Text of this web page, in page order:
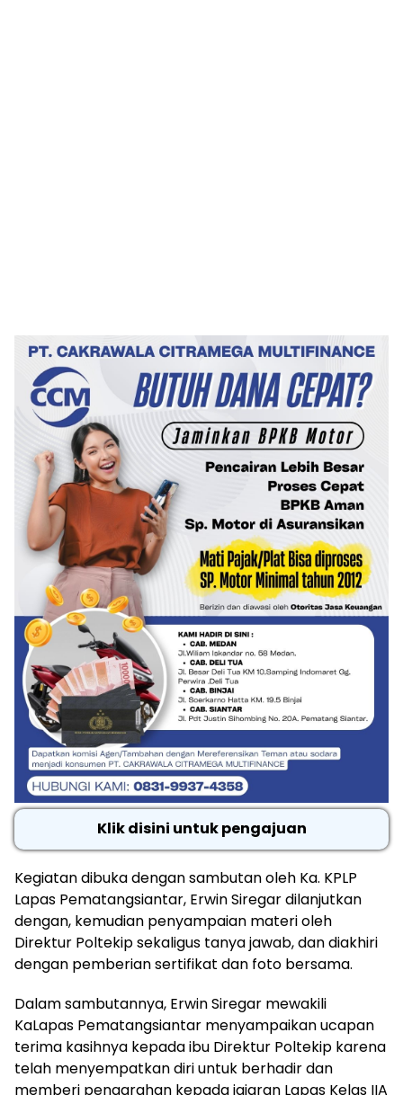
Klik disini untuk pengajuan
Kegiatan dibuka dengan sambutan oleh Ka. KPLP
Lapas Pematangsiantar, Erwin Siregar dilanjutkan
dengan, kemudian penyampaian materi oleh
Direktur Poltekip sekaligus tanya jawab, dan diakhiri
dengan pemberian sertifikat dan foto bersama.
Dalam sambutannya, Erwin Siregar mewakili
KaLapas Pematangsiantar menyampaikan ucapan
terima kasihnya kepada ibu Direktur Poltekip karena
telah menyempatkan diri untuk berhadir dan
memberi pengarahan kepada jajaran Lapas Kelas IIA